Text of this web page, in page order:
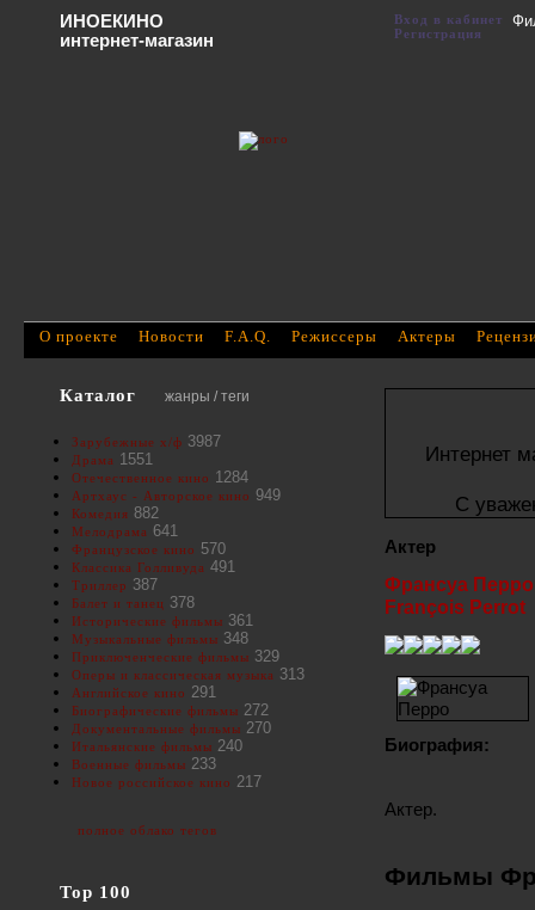
Интернет
С
Актер
Франсуа Перро
François Perrot
Биография:
Актер.
Фильмы
Каталог жанры / теги
Зарубежные х/ф 3987
Драма 1551
Отечественное кино 1284
Артхаус - Авторское кино 949
Комедия 882
Мелодрама 641
Французское кино 570
Классика Голливуда 491
Триллер 387
Балет и танец 378
Исторические фильмы 361
Музыкальные фильмы 348
Приключенческие фильмы 329
Оперы и классическая музыка 313
Английское кино 291
Биографические фильмы 272
Документальные фильмы 270
Итальянские фильмы 240
Военные фильмы 233
Новое российское кино 217
полное облако тегов
Top 100
О проекте Новости F.A.Q. Режиссеры Актеры
ИНОЕКИНО
интернет-магазин
Вход в кабинет
Регистрация